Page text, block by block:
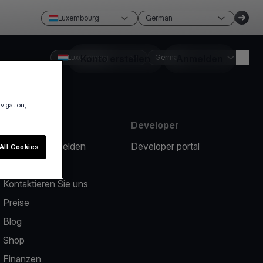
Luxembourg German
Konto erstellen Anmelden
Luxembourg German
Ein Problem melden
Kontaktieren Sie uns
Preise
Blog
Shop
Finanzen
Developer
Developer portal
Cookies